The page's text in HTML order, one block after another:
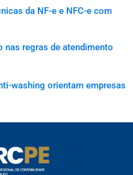
da NF-e e NFC-e com
nas regras de atendimento
washing orientam empresas